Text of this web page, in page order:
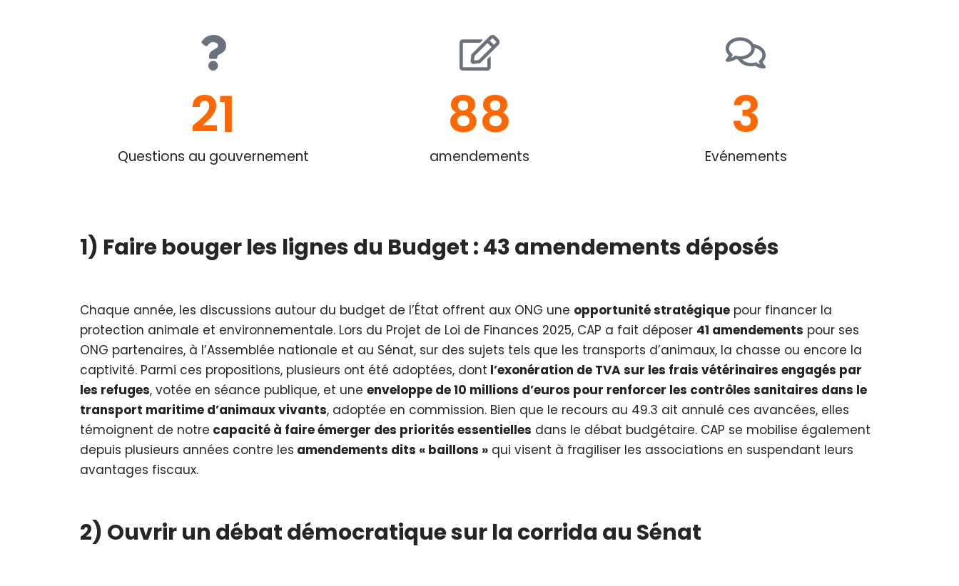
Questions au gouvernement
21
amendements
88
Evénements
3
1) Faire bouger les lignes du Budget : 43 amendements déposés
Chaque année, les discussions autour du budget de l’État offrent aux ONG une opportunité stratégique pour financer la
protection animale et environnementale. Lors du Projet de Loi de Finances 2025, CAP a fait déposer 41 amendements pour ses
ONG partenaires, à l’Assemblée nationale et au Sénat, sur des sujets tels que les transports d’animaux, la chasse ou encore la
captivité. Parmi ces propositions, plusieurs ont été adoptées, dont l’exonération de TVA sur les frais vétérinaires engagés par
les refuges, votée en séance publique, et une enveloppe de 10 millions d’euros pour renforcer les contrôles sanitaires dans le
transport maritime d’animaux vivants, adoptée en commission. Bien que le recours au 49.3 ait annulé ces avancées, elles
témoignent de notre capacité à faire émerger des priorités essentielles dans le débat budgétaire. CAP se mobilise également
depuis plusieurs années contre les amendements dits « baillons » qui visent à fragiliser les associations en suspendant leurs
avantages fiscaux.
2) Ouvrir un débat démocratique sur la corrida au Sénat